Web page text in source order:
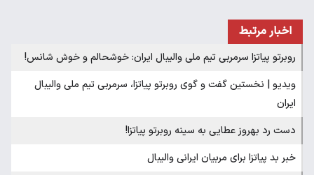
اخبار مرتبط
روبرتو پیاتزا سرمربی تیم ملی والیبال ایران: خوشحالم و خوش شانس!
ویدیو | نخستین گفت و گوی روبرتو پیاتزا، سرمربی تیم ملی والیبال
ایران
دست رد بهروز عطایی به سینه روبرتو پیاتزا!
خبر بد پیاتزا برای مربیان ایرانی والیبال